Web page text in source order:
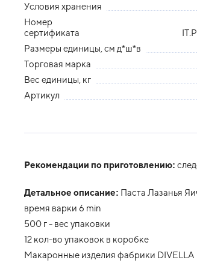
Условия хранения
Номер
сертификата
Размеры единицы, см д*ш*в
Торговая марка
Вес единицы, кг
Артикул
Рекомендации по приготовлению:
Детальное описание: Паста Лазанья
время варки 6 min
500 г - вес упаковки
12 кол-во упаковок в коробке
Макаронные изделия фабрики DIVELLA